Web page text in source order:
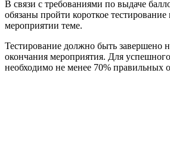
В связи с требованиями по выдаче
обязаны пройти короткое
мероприятии теме.
Тестирование должно быть завершено
окончания мероприятия. Для
необходимо не менее 70% правильных